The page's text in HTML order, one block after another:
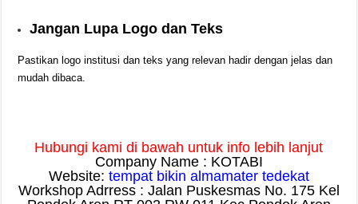
Jangan Lupa Logo dan Teks
Pastikan logo institusi dan teks yang relevan hadir dengan jelas dan
mudah dibaca.
Hubungi kami di bawah untuk info lebih lanjut
Company Name : KOTABI
Website: tempat bikin almamater tedekat
Workshop Adrress : Jalan Puskesmas No. 175 Kel